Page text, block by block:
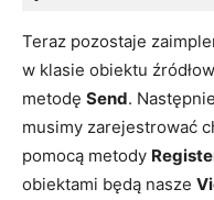
Teraz pozostaje
w klasie obiektu
metodę Send.
musimy zarejestrować
pomocą metody
obiektami będą nasze